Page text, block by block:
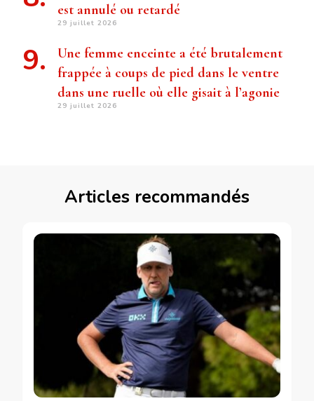
est annulé ou retardé
29 juillet 2026
Une femme enceinte a été brutalement
frappée à coups de pied dans le ventre
dans une ruelle où elle gisait à l’agonie
29 juillet 2026
Articles recommandés